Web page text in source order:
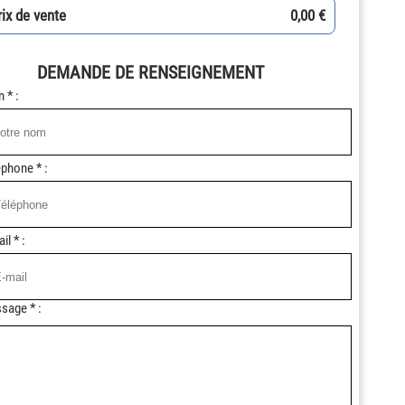
de vente 0,00 €
DEMANDE DE RENSEIGNEMENT
* :
* :
* :
* :